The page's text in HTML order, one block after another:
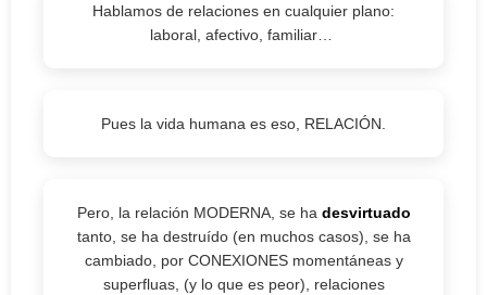
Hablamos de relaciones en cualquier plano:
laboral, afectivo, familiar…
Pues la vida humana es eso, RELACIÓN.
Pero, la relación MODERNA, se ha desvirtuado
tanto, se ha destruído (en muchos casos), se ha
cambiado, por CONEXIONES momentáneas y
superfluas, (y lo que es peor), relaciones